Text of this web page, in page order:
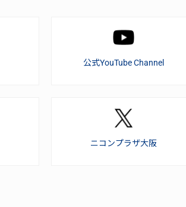
公式YouTube Channel
ニコンプラザ大阪